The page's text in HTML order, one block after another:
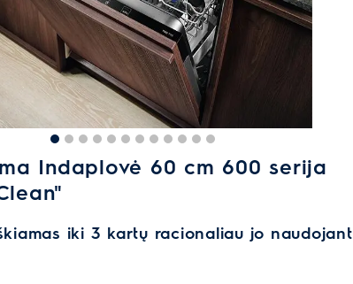
Indaplovė 60 cm 600 serija
iki 3 kartų racionaliau jo naudojant